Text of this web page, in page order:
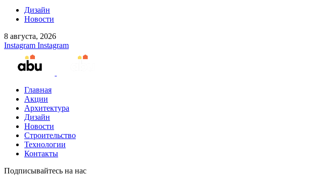
Дизайн
Новости
8 августа, 2026
Instagram Instagram
Главная
Акции
Архитектура
Дизайн
Новости
Строительство
Технологии
Контакты
Подписывайтесь на нас